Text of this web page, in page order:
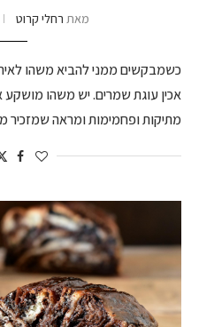
מאת רחלי קרוט
כשמבקשים ממני להביא משהו
אכין עוגת שמרים. יש משהו
מתיקות ופחמימות ומראה